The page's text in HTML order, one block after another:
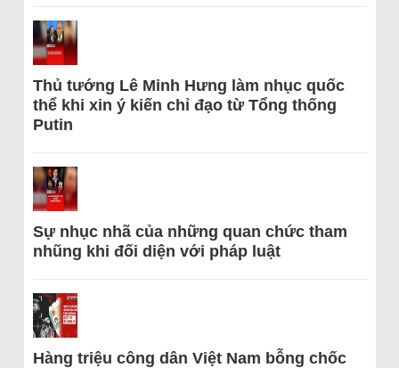
Thủ tướng Lê Minh Hưng làm nhục quốc
thể khi xin ý kiến chỉ đạo từ Tổng thống
Putin
Sự nhục nhã của những quan chức tham
nhũng khi đối diện với pháp luật
Hàng triệu công dân Việt Nam bỗng chốc